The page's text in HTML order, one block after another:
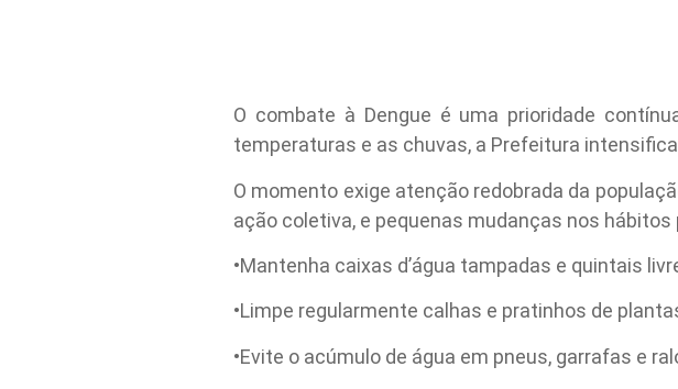
O combate à Dengue é uma prioridade
temperaturas e as chuvas, a Prefeitura
O momento exige atenção redobrada da
ação coletiva, e pequenas mudanças nos
•Mantenha caixas d’água tampadas e quintais
•Limpe regularmente calhas e pratinhos de
•Evite o acúmulo de água em pneus, garrafas e